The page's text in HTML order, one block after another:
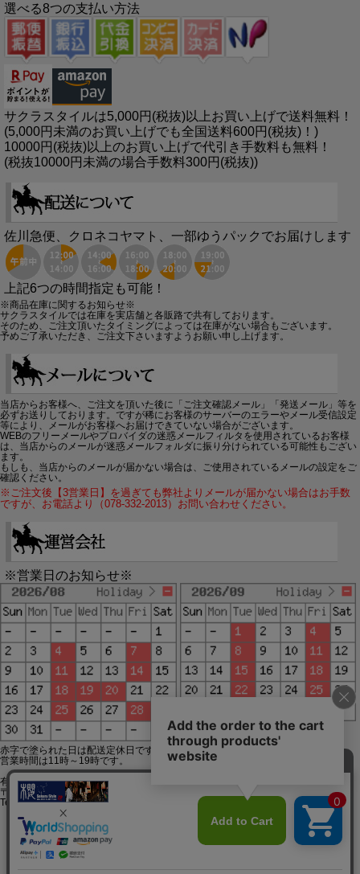
選べる8つの支払い方法
サクラスタイルは5,000円(税抜)以上お買い上げで送料無料！
(5,000円未満のお買い上げでも全国送料600円(税抜)！)
10000円(税抜)以上のお買い上げで代引き手数料も無料！
(税抜10000円未満の場合手数料300円(税抜))
佐川急便、クロネコヤマト、一部ゆうパックでお届けします
上記6つの時間指定も可能！
※商品在庫に関するお知らせ※
サクラスタイルでは在庫を実店舗と各販路で共有しております。
そのため、ご注文頂いたタイミングによっては在庫がない場合もございます。
予めご了承いただき、ご注文下さいますようお願い申し上げます。
当店からお客様へ、ご注文を頂いた後に「ご注文確認メール」「発送メール」等を
必ずお送りしております。ですが稀にお客様のサーバーのエラーやメール受信設定
等により、メールがお客様へお届けできていない場合がございます。
WEBのフリーメールやプロバイダの迷惑メールフィルタを使用されているお客様
は、当店からのメールが迷惑メールフォルダに振り分けられている可能性もござい
ます。
もしも、当店からのメールが届かない場合は、ご使用されているメールの設定をご
確認ください。
※ご注文後【3営業日】を過ぎても弊社よりメールが届かない場合はお手数
ですが、お電話より（078-332-2013）お問い合わせください。
※営業日のお知らせ※
赤字で塗られた日は配送定休日です。
営業時間は11時～19時です。
有限会社ジップジップ SakuraStyle通販事業部
〒650-0021 神戸市中央区三宮町3-9-19イトウビル1,4F
Tel:078-332-2013 FAX:078-333-6644
SSL/TLSとは?